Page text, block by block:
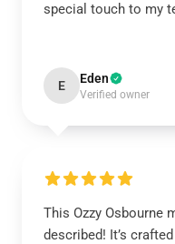
special touch to my
E Eden
Verified owner
This Ozzy Osbourne
described! It’s